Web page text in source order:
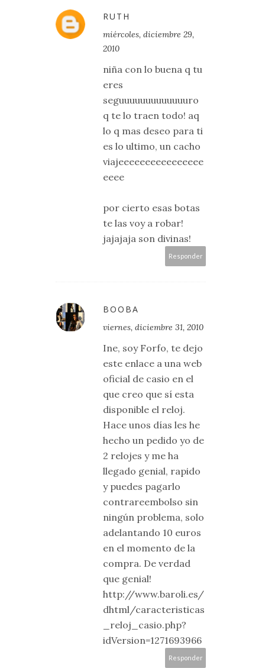
RUTH
miércoles, diciembre 29,
2010
niña con lo buena q tu
eres
seguuuuuuuuuuuuuro
q te lo traen todo! aq
lo q mas deseo para ti
es lo ultimo, un cacho
viajeeeeeeeeeeeeeeee
eeee
por cierto esas botas
te las voy a robar!
jajajaja son divinas!
Responder
BOOBA
viernes, diciembre 31, 2010
Ine, soy Forfo, te dejo
este enlace a una web
oficial de casio en el
que creo que sí esta
disponible el reloj.
Hace unos días les he
hecho un pedido yo de
2 relojes y me ha
llegado genial, rapido
y puedes pagarlo
contrareembolso sin
ningún problema, solo
adelantando 10 euros
en el momento de la
compra. De verdad
que genial!
http://www.baroli.es/
dhtml/caracteristicas
_reloj_casio.php?
idVersion=1271693966
Responder